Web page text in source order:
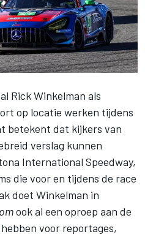
Rick Winkelman als
op locatie werken tijdens
betekent dat kijkers van
verslag kunnen
International Speedway,
die voor en tijdens de race
doet Winkelman in
ook al een oproep aan de
voor reportages,